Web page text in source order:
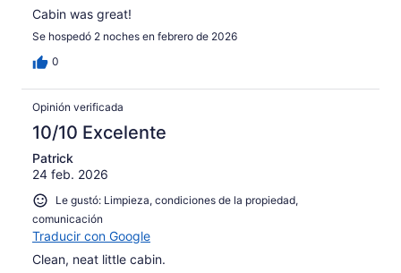
Cabin was great!
Se hospedó 2 noches en febrero de 2026
0
Opinión verificada
10/10 Excelente
Patrick
24 feb. 2026
Le gustó: Limpieza, condiciones de la propiedad,
comunicación
Traducir con Google
Clean, neat little cabin.